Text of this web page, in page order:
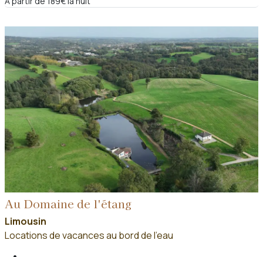
Au Domaine de l'étang
Limousin
Locations de vacances au bord de l'eau